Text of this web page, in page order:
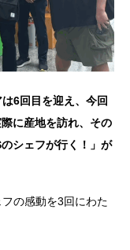
6回目を迎え、今回
に産地を訪れ、その
のシェフが行く！」が
の感動を3回にわた